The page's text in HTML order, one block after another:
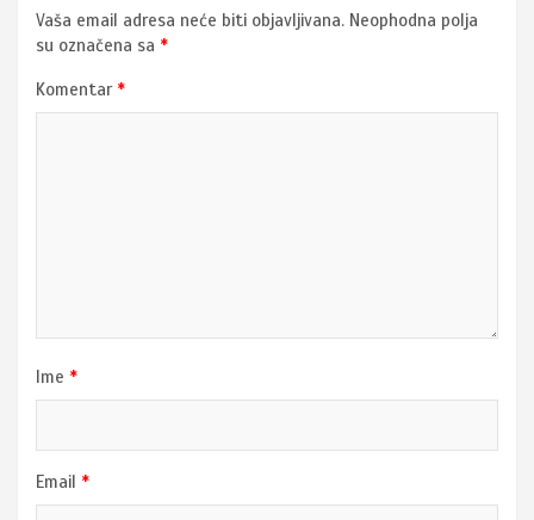
Vaša email adresa neće biti objavljivana. Neophodna polja
su označena sa *
Komentar *
Ime *
Email *